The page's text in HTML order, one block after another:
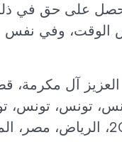
على حق في
الوقت، وفي نفس
آل مكرمة،
تونس، تونس،
تونس. ايليك، 2012،